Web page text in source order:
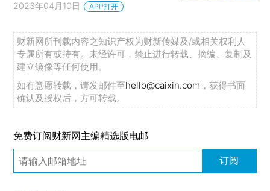
2023年04月10日 APP打开
财新网所刊载内容之知识产权为财新传媒及/或相关权利人
专属所有或持有。未经许可，禁止进行转载、摘编、复制及
建立镜像等任何使用。
如有意愿转载，请发邮件至hello@caixin.com ，获得书面
确认及授权后，方可转载。
免费订阅财新网主编精选版电邮
订阅